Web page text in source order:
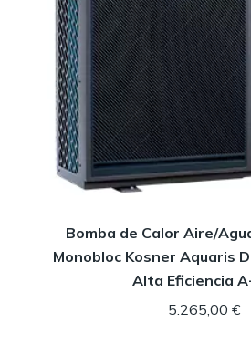
Bomba de Calor Aire/
Monobloc Kosner Aquaris
Alta Eficiencia
5.265,00 €